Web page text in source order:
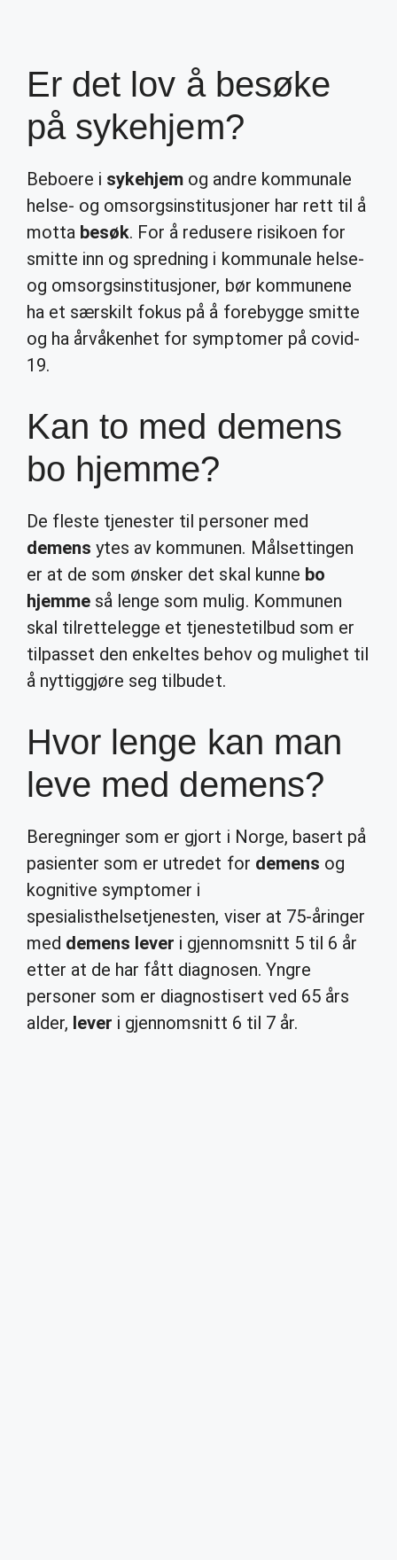
Er det lov å besøke
på sykehjem?
Beboere i sykehjem og andre kommunale
helse- og omsorgsinstitusjoner har rett til å
motta besøk. For å redusere risikoen for
smitte inn og spredning i kommunale helse-
og omsorgsinstitusjoner, bør kommunene
ha et særskilt fokus på å forebygge smitte
og ha årvåkenhet for symptomer på covid-
19.
Kan to med demens
bo hjemme?
De fleste tjenester til personer med
demens ytes av kommunen. Målsettingen
er at de som ønsker det skal kunne bo
hjemme så lenge som mulig. Kommunen
skal tilrettelegge et tjenestetilbud som er
tilpasset den enkeltes behov og mulighet til
å nyttiggjøre seg tilbudet.
Hvor lenge kan man
leve med demens?
Beregninger som er gjort i Norge, basert på
pasienter som er utredet for demens og
kognitive symptomer i
spesialisthelsetjenesten, viser at 75-åringer
med demens lever i gjennomsnitt 5 til 6 år
etter at de har fått diagnosen. Yngre
personer som er diagnostisert ved 65 års
alder, lever i gjennomsnitt 6 til 7 år.